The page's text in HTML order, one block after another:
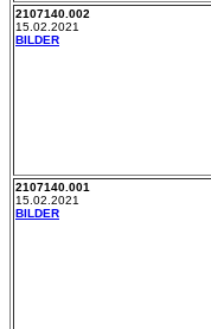
2107140.002
15.02.2021
BILDER
2107140.001
15.02.2021
BILDER